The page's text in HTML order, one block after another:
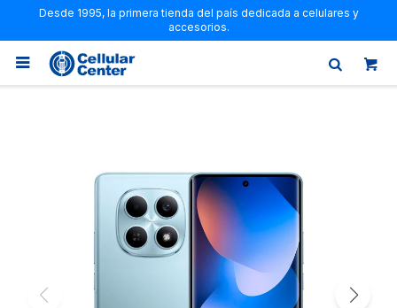
Desde 1995, la primera tienda del país dedicada a celulares y
accesorios.
